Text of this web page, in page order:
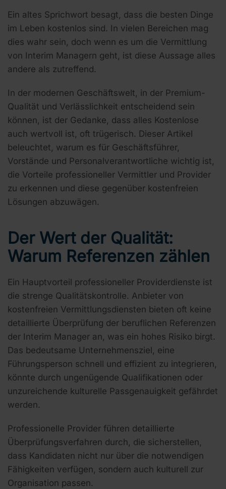
Ein altes Sprichwort besagt, dass die besten Dinge
im Leben kostenlos sind. In vielen Bereichen mag
dies wahr sein, doch wenn es um die Vermittlung
von Interim Managern geht, ist diese Aussage alles
andere als zutreffend.
In der modernen Geschäftswelt, in der Premium-
Qualität und Verlässlichkeit entscheidend sein
können, ist der Gedanke, dass alles Kostenlose
auch wertvoll ist, oft trügerisch. Dieser Artikel
beleuchtet, warum es für Geschäftsführer,
Vorstände und Personalverantwortliche wichtig ist,
die Vorteile professioneller Vermittler und Provider
zu erkennen und diese gegenüber kostenfreien
Lösungen abzuwägen.
Der Wert der Qualität:
Warum Referenzen zählen
Ein Hauptvorteil professioneller Providerdienste ist
die strenge Qualitätskontrolle. Anbieter von
kostenfreien Vermittlungsdiensten bieten oft keine
detaillierte Überprüfung der beruflichen Referenzen
der Interim Manager an, was ein hohes Risiko birgt.
Das bedeutsame Unternehmensziel, eine
Führungsperson schnell und effizient zu integrieren,
könnte durch ungenügende Qualifikationen oder
unzureichende kulturelle Passgenauigkeit gefährdet
werden.
Professionelle Provider führen detaillierte
Überprüfungsverfahren durch, die sicherstellen,
dass Kandidaten nicht nur über die notwendigen
Fähigkeiten verfügen, sondern auch kulturell zur
Organisation passen.